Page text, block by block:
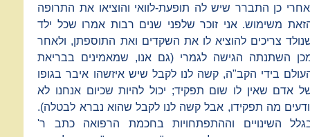
כן התברר שיש לה תופעת-לוואי והוציאו את התרופה
משימוש. אני זוכר שלפני שנים רבות אמרו שכל ילד
צריכים להוציא לו את השקדים ואת התוספתן, ולאחר
השתנתה הגישה לגמרי (גם אנו, שמאמינים בבריאת
בידי הקב"ה, קשה לנו לקבל שיש איזשהו איבר בגופו
אדם שאין לו שום תפקיד; יכול להיות שכיום אנחנו לא
מה תפקידו, אבל קשה לנו לקבל שהוא נברא לבטלה).
השינויים וההתפתחויות בחכמת הרפואה כתב ר'